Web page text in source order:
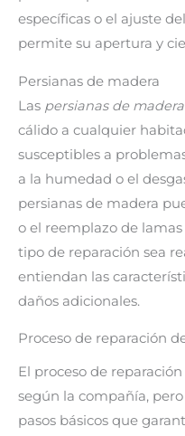
específicas o el ajuste
permite su apertura y
Persianas de madera
Las persianas de madera
cálido a cualquier
susceptibles a
a la humedad o el
persianas de madera
o el reemplazo de
tipo de reparación sea
entiendan las
daños adicionales.
Proceso de reparación
El proceso de
según la compañía,
pasos básicos que